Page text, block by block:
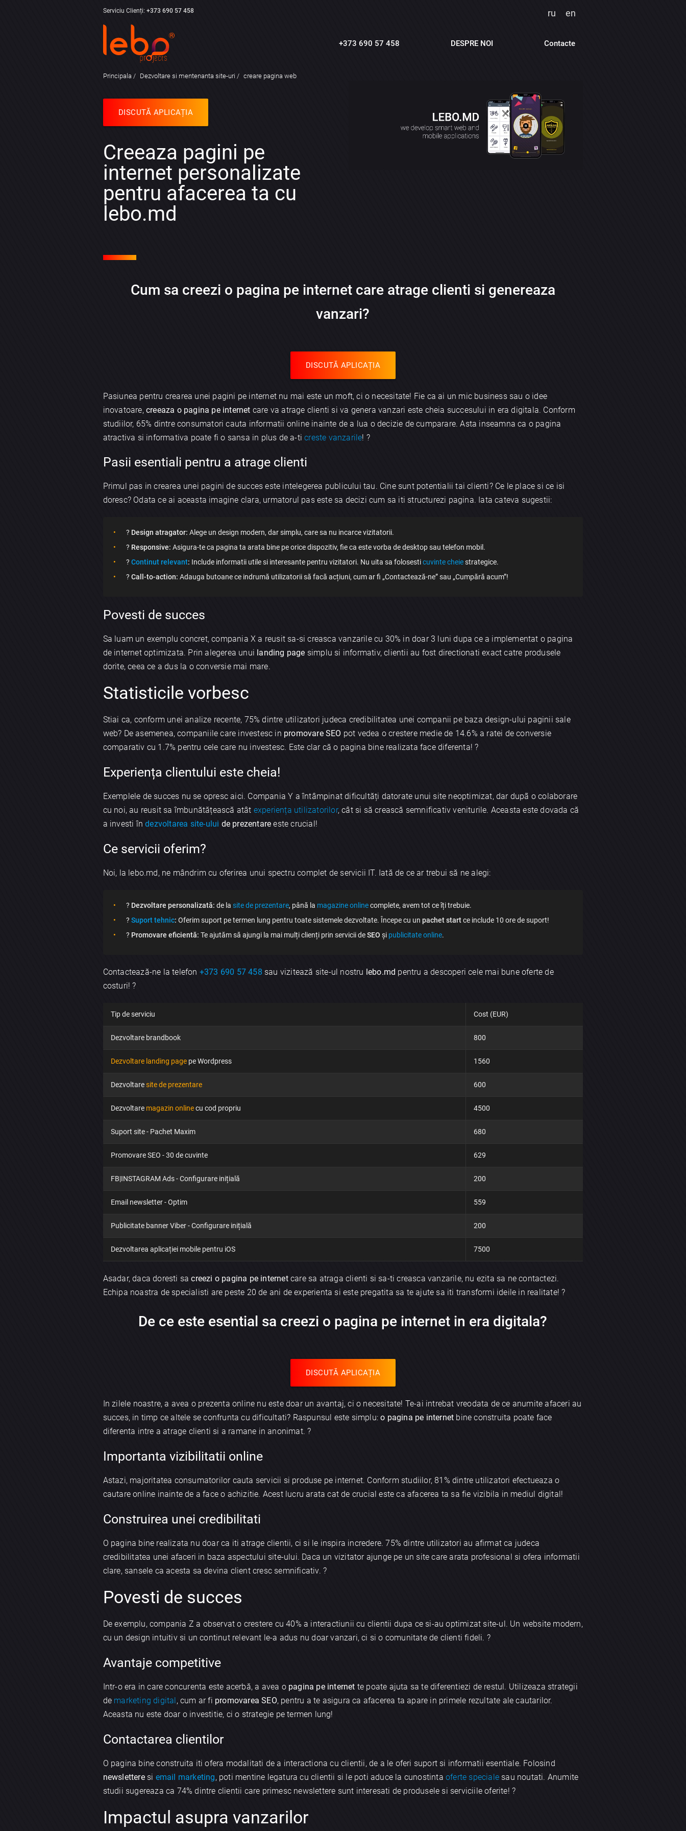
Serviciu Clienți: +373 690 57 458 ru en
+373 690 57 458 DESPRE NOI Contacte
Principala Dezvoltare si mentenanta site-uri creare pagina web
DISCUTĂ APLICAȚIA
Creeaza pagini pe
internet personalizate
pentru afacerea ta cu
lebo.md
Cum sa creezi o pagina pe internet care atrage clienti si genereaza
vanzari?
DISCUTĂ APLICAȚIA
Pasiunea pentru crearea unei pagini pe internet nu mai este un moft, ci o necesitate! Fie ca ai un mic business sau o idee
inovatoare, creeaza o pagina pe internet care va atrage clienti si va genera vanzari este cheia succesului in era digitala. Conform
studiilor, 65% dintre consumatori cauta informatii online inainte de a lua o decizie de cumparare. Asta inseamna ca o pagina
atractiva si informativa poate fi o sansa in plus de a-ticreste vanzarile! ?
Pasii esentiali pentru a atrage clienti
Primul pas in crearea unei pagini de succes este intelegerea publicului tau. Cine sunt potentialii tai clienti? Ce le place si ce isi
doresc? Odata ce ai aceasta imagine clara, urmatorul pas este sa decizi cum sa iti structurezi pagina. Iata cateva sugestii:
? Design atragator: Alege un design modern, dar simplu, care sa nu incarce vizitatorii.
? Responsive: Asigura-te ca pagina ta arata bine pe orice dispozitiv, fie ca este vorba de desktop sau telefon mobil.
? Continut relevant: Include informatii utile si interesante pentru vizitatori. Nu uita sa folosesticuvinte cheiestrategice.
? Call-to-action: Adauga butoane ce indrumă utilizatorii să facă acțiuni, cum ar fi „Contactează-ne” sau „Cumpără acum”!
Povesti de succes
Sa luam un exemplu concret, compania X a reusit sa-si creasca vanzarile cu 30% in doar 3 luni dupa ce a implementat o pagina
de internet optimizata. Prin alegerea unui landing page simplu si informativ, clientii au fost directionati exact catre produsele
dorite, ceea ce a dus la o conversie mai mare.
Statisticile vorbesc
Stiai ca, conform unei analize recente, 75% dintre utilizatori judeca credibilitatea unei companii pe baza design-ului paginii sale
web? De asemenea, companiile care investesc in promovare SEO pot vedea o crestere medie de 14.6% a ratei de conversie
comparativ cu 1.7% pentru cele care nu investesc. Este clar că o pagina bine realizata face diferenta! ?
Experiența clientului este cheia!
Exemplele de succes nu se opresc aici. Compania Y a întâmpinat dificultăți datorate unui site neoptimizat, dar dupã o colaborare
cu noi, au reusit sa îmbunătățească atât experiența utilizatorilor, cât si să crească semnificativ veniturile. Aceasta este dovada că
a investi îndezvoltarea site-ului de prezentare este crucial!
Ce servicii oferim?
Noi, la lebo.md, ne mândrim cu oferirea unui spectru complet de servicii IT. Iată de ce ar trebui să ne alegi:
? Dezvoltare personalizată: de la site de prezentare, până la magazine onlinecomplete, avem tot ce îți trebuie.
?️ Suport tehnic: Oferim suport pe termen lung pentru toate sistemele dezvoltate. Începe cu un pachet startce include 10 ore de suport!
? Promovare eficientă: Te ajutăm să ajungi la mai mulți clienți prin servicii deSEO și publicitate online.
Contactează-ne la telefon +373 690 57 458 sau vizitează site-ul nostru lebo.md pentru a descoperi cele mai bune oferte de
costuri! ?
Tip de serviciu Cost (EUR)
Dezvoltare brandbook 800
Dezvoltare landing pagepe Wordpress 1560
Dezvoltaresite de prezentare 600
Dezvoltare magazin onlinecu cod propriu 4500
Suport site - Pachet Maxim 680
Promovare SEO - 30 de cuvinte 629
FB|INSTAGRAM Ads - Configurare inițială 200
Email newsletter - Optim 559
Publicitate banner Viber - Configurare inițială 200
Dezvoltarea aplicației mobile pentru iOS 7500
Asadar, daca doresti sacreezi o pagina pe internetcare sa atraga clienti si sa-ti creasca vanzarile, nu ezita sa ne contactezi.
Echipa noastra de specialisti are peste 20 de ani de experienta si este pregatita sa te ajute sa iti transformi ideile in realitate! ?
De ce este esential sa creezi o pagina pe internet in era digitala?
DISCUTĂ APLICAȚIA
In zilele noastre, a avea o prezenta online nu este doar un avantaj, ci o necesitate! Te-ai intrebat vreodata de ce anumite afaceri au
succes, in timp ce altele se confrunta cu dificultati? Raspunsul este simplu:o pagina pe internet bine construita poate face
diferenta intre a atrage clienti si a ramane in anonimat. ?
Importanta vizibilitatii online
Astazi, majoritatea consumatorilor cauta servicii si produse pe internet. Conform studiilor, 81% dintre utilizatori efectueaza o
cautare online inainte de a face o achizitie. Acest lucru arata cat de crucial este ca afacerea ta sa fie vizibila in mediul digital!
Construirea unei credibilitati
O pagina bine realizata nu doar ca iti atrage clientii, ci si le inspira incredere. 75% dintre utilizatori au afirmat ca judeca
credibilitatea unei afaceri in baza aspectului site-ului. Daca un vizitator ajunge pe un site care arata profesional si ofera informatii
clare, sansele ca acesta sa devina client cresc semnificativ. ?
Povesti de succes
De exemplu, compania Z a observat o crestere cu 40% a interactiunii cu clientii dupa ce si-au optimizat site-ul. Un website modern,
cu un design intuitiv si un continut relevant le-a adus nu doar vanzari, ci si o comunitate de clienti fideli. ?
Avantaje competitive
Intr-o era in care concurenta este acerbă, a avea o pagina pe internet te poate ajuta sa te diferentiezi de restul. Utilizeaza strategii
de marketing digital, cum ar fi promovarea SEO, pentru a te asigura ca afacerea ta apare in primele rezultate ale cautarilor.
Aceasta nu este doar o investitie, ci o strategie pe termen lung!
Contactarea clientilor
O pagina bine construita iti ofera modalitati de a interactiona cu clientii, de a le oferi suport si informatii esentiale. Folosind
newsletteresi email marketing, poti mentine legatura cu clientii si le poti aduce la cunostintaoferte speciale sau noutati. Anumite
studii sugereaza ca 74% dintre clientii care primesc newslettere sunt interesati de produsele si serviciile oferite! ?
Impactul asupra vanzarilor